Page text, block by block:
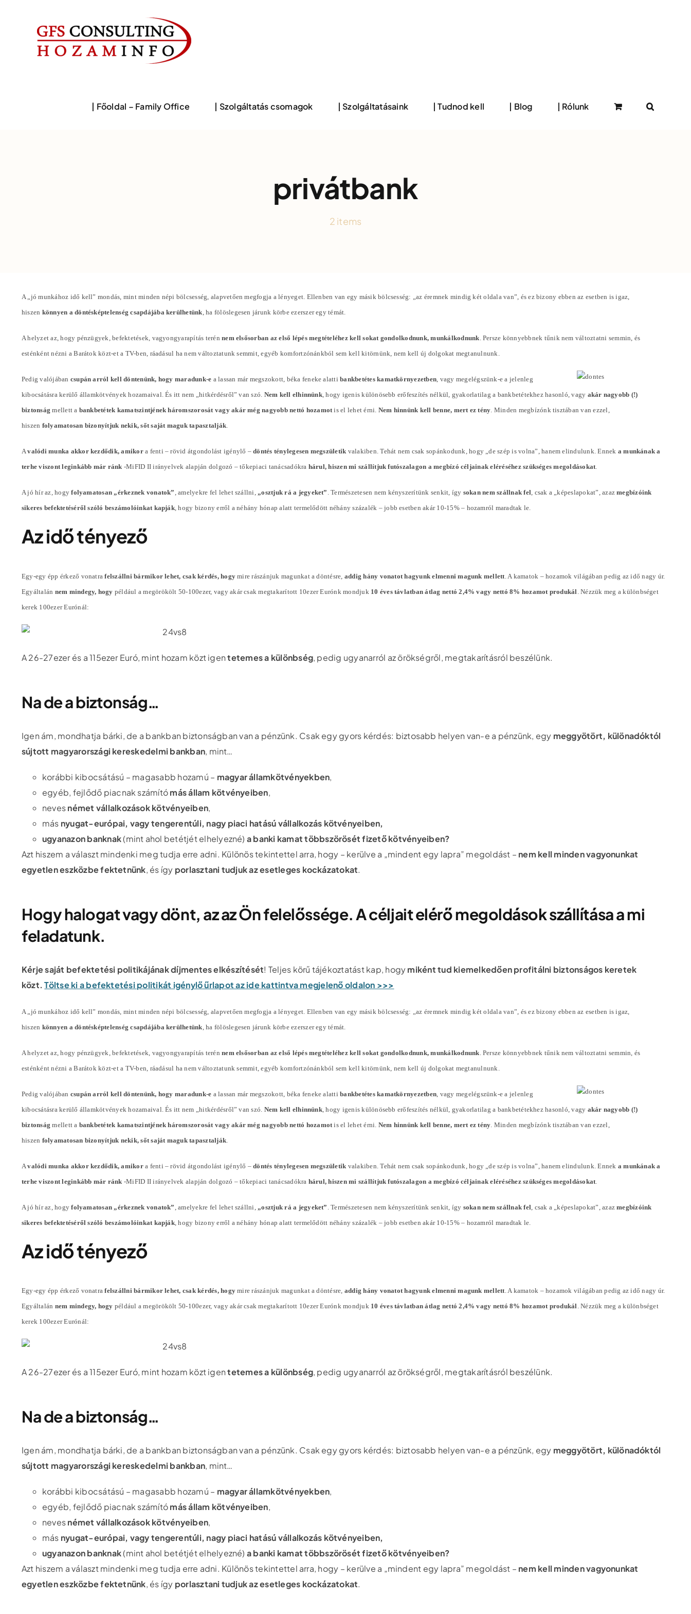
| Főoldal – Family Office | Szolgáltatás csomagok | Szolgáltatásaink | Tudnod kell | Blog | Rólunk
privátbank
2 items
A „jó munkához idő kell” mondás, mint minden népi bölcsesség, alapvetően megfogja a lényeget. Ellenben van egy másik bölcsesség: „az éremnek mindig két oldala van”, és ez bizony ebben az esetben is igaz,
hiszen könnyen a döntésképtelenség csapdájába kerülhetünk , ha fölöslegesen járunk körbe ezerszer egy témát.
A helyzet az, hogy pénzügyek, befektetések, vagyongyarapítás terénnem elsősorban az első lépés megtételéhez kell sokat gondolkodnunk, munkálkodnunk . Persze könnyebbnek tűnik nem változtatni semmin, és
esténként nézni a Barátok közt-et a TV-ben, ráadásul ha nem változtatunk semmit, egyéb komfortzónánkból sem kell kitörnünk, nem kell új dolgokat megtanulnunk.
Pedig valójában csupán arról kell döntenünk, hogy maradunk-e a lassan már megszokott, béka feneke alattibankbetétes kamatkörnyezetben , vagy megelégszünk-e a jelenleg
kibocsátásra kerülő államkötvények hozamaival. És itt nem „hitkérdésről” van szó. Nem kell elhinnünk, hogy igenis különösebb erőfeszítés nélkül, gyakorlatilag a bankbetétekhez hasonló, vagy akár nagyobb (!)
biztonság mellett a bankbetétek kamatszintjének háromszorosát vagy akár még nagyobb nettó hozamot is el lehet érni. Nem hinnünk kell benne, mert ez tény . Minden megbízónk tisztában van ezzel,
hiszen folyamatosan bizonyítjuk nekik, sőt saját maguk tapasztalják
Avalódi munka akkor kezdődik, amikora fenti – rövid átgondolást igénylő –döntés ténylegesen megszületik valakiben. Tehát nem csak sopánkodunk, hogy „de szép is volna”, hanem elindulunk. Ennek a munkának a
terhe viszont leginkább már ránk -MiFID II irányelvek alapján dolgozó – tőkepiaci tanácsadókra hárul, hiszen mi szállítjuk futószalagon a megbízó céljainak eléréséhez szükséges megoldásokat
A jó hír az, hogyfolyamatosan „érkeznek vonatok” , amelyekre fel lehet szállni,„osztjuk rá a jegyeket” . Természetesen nem kényszerítünk senkit, így sokan nem szállnak fel , csak a „képeslapokat”, azazmegbízóink
sikeres befektetéséről szóló beszámolóinkat kapják, hogy bizony erről a néhány hónap alatt termelődött néhányszázalék – jobb esetben akár 10-15% – hozamról maradtak le.
Az idő tényező
Egy-egy épp érkező vonatrafelszállni bármikor lehet, csak kérdés, hogy mire rászánjuk magunkat a döntésre, addig hány vonatot hagyunk elmenni magunk mellett . A kamatok – hozamok világában pedig az idő nagy úr.
Egyáltalán nem mindegy, hogy például a megörökölt 50-100ezer, vagy akár csak megtakarított 10ezer Eurónk mondjuk 10 éves távlatban átlag nettó 2,4% vagy nettó 8% hozamot produkál . Nézzük meg a különbséget
kerek 100ezer Eurónál:
A 26-27ezer és a 115ezer Euró, mint hozam közt igentetemes a különbség, pedig ugyanarról az örökségről, megtakarításról beszélünk.
Na de a biztonság…
Igen ám, mondhatja bárki, de a bankban biztonságban van a pénzünk. Csak egy gyors kérdés: biztosabb helyen van-e a pénzünk, egy meggyötört, különadóktól
sújtott magyarországi kereskedelmi bankban, mint…
korábbi kibocsátású – magasabb hozamú – magyar államkötvényekben,
egyéb, fejlődő piacnak számítómás állam kötvényeiben,
nevesnémet vállalkozások kötvényeiben,
más nyugat-európai, vagy tengerentúli, nagy piaci hatású vállalkozás kötvényeiben,
ugyanazon banknak(mint ahol betétjét elhelyezné) a banki kamat többszörösét fizető kötvényeiben?
Azt hiszem a választ mindenki meg tudja erre adni. Különös tekintettel arra, hogy – kerülve a „mindent egy lapra” megoldást – nem kell minden vagyonunkat
egyetlen eszközbe fektetnünk, és így porlasztani tudjuk az esetleges kockázatokat.
Hogy halogat vagy dönt, az az Ön felelőssége. A céljait elérő megoldások szállítása a mi
feladatunk.
Kérje saját befektetési politikájának díjmentes elkészítését! Teljes körű tájékoztatást kap, hogymiként tud kiemelkedően profitálni biztonságos keretek
közt. Töltse ki a befektetési politikát igénylő űrlapot az ide kattintva megjelenő oldalon >>>
A „jó munkához idő kell” mondás, mint minden népi bölcsesség, alapvetően megfogja a lényeget. Ellenben van egy másik bölcsesség: „az éremnek mindig két oldala van”, és ez bizony ebben az esetben is igaz,
hiszen könnyen a döntésképtelenség csapdájába kerülhetünk , ha fölöslegesen járunk körbe ezerszer egy témát.
A helyzet az, hogy pénzügyek, befektetések, vagyongyarapítás terénnem elsősorban az első lépés megtételéhez kell sokat gondolkodnunk, munkálkodnunk . Persze könnyebbnek tűnik nem változtatni semmin, és
esténként nézni a Barátok közt-et a TV-ben, ráadásul ha nem változtatunk semmit, egyéb komfortzónánkból sem kell kitörnünk, nem kell új dolgokat megtanulnunk.
Pedig valójában csupán arról kell döntenünk, hogy maradunk-e a lassan már megszokott, béka feneke alattibankbetétes kamatkörnyezetben , vagy megelégszünk-e a jelenleg
kibocsátásra kerülő államkötvények hozamaival. És itt nem „hitkérdésről” van szó. Nem kell elhinnünk, hogy igenis különösebb erőfeszítés nélkül, gyakorlatilag a bankbetétekhez hasonló, vagy akár nagyobb (!)
biztonság mellett a bankbetétek kamatszintjének háromszorosát vagy akár még nagyobb nettó hozamot is el lehet érni. Nem hinnünk kell benne, mert ez tény . Minden megbízónk tisztában van ezzel,
hiszen folyamatosan bizonyítjuk nekik, sőt saját maguk tapasztalják
Avalódi munka akkor kezdődik, amikora fenti – rövid átgondolást igénylő –döntés ténylegesen megszületik valakiben. Tehát nem csak sopánkodunk, hogy „de szép is volna”, hanem elindulunk. Ennek a munkának a
terhe viszont leginkább már ránk -MiFID II irányelvek alapján dolgozó – tőkepiaci tanácsadókra hárul, hiszen mi szállítjuk futószalagon a megbízó céljainak eléréséhez szükséges megoldásokat
A jó hír az, hogyfolyamatosan „érkeznek vonatok” , amelyekre fel lehet szállni,„osztjuk rá a jegyeket” . Természetesen nem kényszerítünk senkit, így sokan nem szállnak fel , csak a „képeslapokat”, azazmegbízóink
sikeres befektetéséről szóló beszámolóinkat kapják, hogy bizony erről a néhány hónap alatt termelődött néhányszázalék – jobb esetben akár 10-15% – hozamról maradtak le.
Az idő tényező
Egy-egy épp érkező vonatrafelszállni bármikor lehet, csak kérdés, hogy mire rászánjuk magunkat a döntésre, addig hány vonatot hagyunk elmenni magunk mellett. A kamatok – hozamok világában pedig az idő nagy úr.
Egyáltalán nem mindegy, hogy például a megörökölt 50-100ezer, vagy akár csak megtakarított 10ezer Eurónk mondjuk 10 éves távlatban átlag nettó 2,4% vagy nettó 8% hozamot produkál. Nézzük meg a különbséget
kerek 100ezer Eurónál:
A 26-27ezer és a 115ezer Euró, mint hozam közt igentetemes a különbség, pedig ugyanarról az örökségről, megtakarításról beszélünk.
Na de a biztonság…
Igen ám, mondhatja bárki, de a bankban biztonságban van a pénzünk. Csak egy gyors kérdés: biztosabb helyen van-e a pénzünk, egy meggyötört, különadóktól
sújtott magyarországi kereskedelmi bankban, mint…
korábbi kibocsátású – magasabb hozamú – magyar államkötvényekben,
egyéb, fejlődő piacnak számítómás állam kötvényeiben,
nevesnémet vállalkozások kötvényeiben,
más nyugat-európai, vagy tengerentúli, nagy piaci hatású vállalkozás kötvényeiben,
ugyanazon banknak(mint ahol betétjét elhelyezné) a banki kamat többszörösét fizető kötvényeiben?
Azt hiszem a választ mindenki meg tudja erre adni. Különös tekintettel arra, hogy – kerülve a „mindent egy lapra” megoldást – nem kell minden vagyonunkat
egyetlen eszközbe fektetnünk, és így porlasztani tudjuk az esetleges kockázatokat.